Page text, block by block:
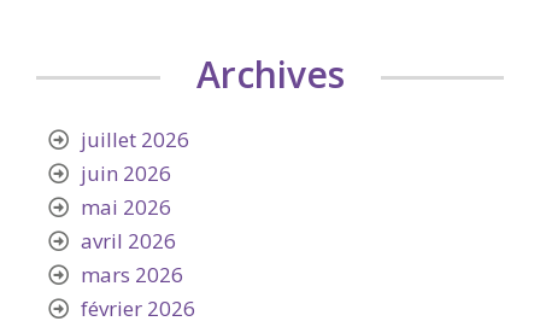
Archives
juillet 2026
juin 2026
mai 2026
avril 2026
mars 2026
février 2026